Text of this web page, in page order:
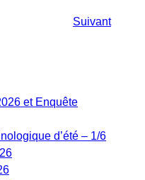
Suivant
et Enquête
d’été – 1/6